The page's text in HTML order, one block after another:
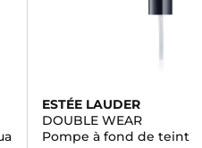
ESTÉE LAUDER
DOUBLE WEAR
Pompe à fond de teint